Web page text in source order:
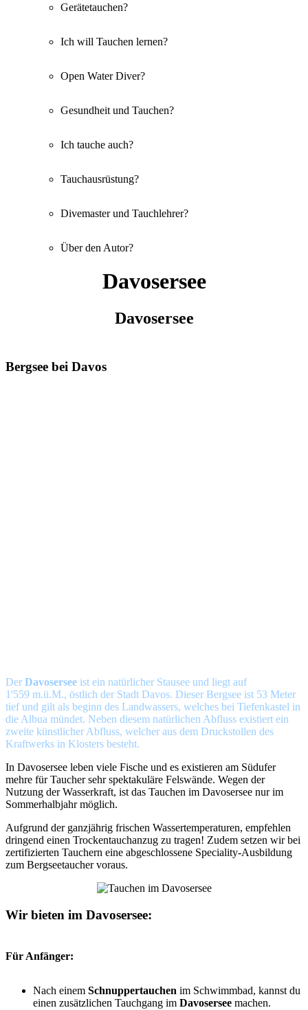
Gerätetauchen?
Ich will Tauchen lernen?
Open Water Diver?
Gesundheit und Tauchen?
Ich tauche auch?
Tauchausrüstung?
Divemaster und Tauchlehrer?
Über den Autor?
Davosersee
Davosersee
Bergsee bei Davos
Der Davosersee ist ein natürlicher Stausee und liegt auf
1'559 m.ü.M., östlich der Stadt Davos. Dieser Bergsee ist 53 Meter
tief und gilt als beginn des Landwassers, welches bei Tiefenkastel in
die Albua mündet. Neben diesem natürlichen Abfluss existiert ein
zweite künstlicher Abfluss, welcher aus dem Druckstollen des
Kraftwerks in Klosters besteht.
In Davosersee leben viele Fische und es existieren am Südufer
mehre für Taucher sehr spektakuläre Felswände. Wegen der
Nutzung der Wasserkraft, ist das Tauchen im Davosersee nur im
Sommerhalbjahr möglich.
Aufgrund der ganzjährig frischen Wassertemperaturen, empfehlen
dringend einen Trockentauchanzug zu tragen! Zudem setzen wir bei
zertifizierten Tauchern eine abgeschlossene Speciality-Ausbildung
zum Bergseetaucher voraus.
Wir bieten im Davosersee:
Für Anfänger:
Nach einem Schnuppertauchen im Schwimmbad, kannst du
einen zusätzlichen Tauchgang im Davosersee machen.